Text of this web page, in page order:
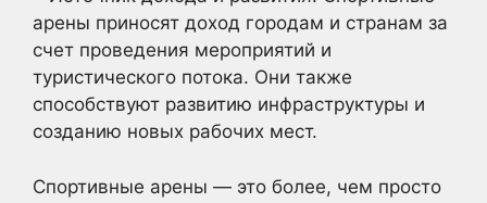
арены приносят доход городам и странам за
счет проведения мероприятий и
туристического потока. Они также
способствуют развитию инфраструктуры и
созданию новых рабочих мест.
Спортивные арены — это более, чем просто